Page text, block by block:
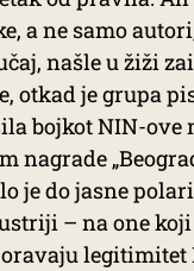
a ne samo
našle u žiži
otkad je grupa
bojkot NIN-ove
nagrade
je do jasne
– na one
legitimitet